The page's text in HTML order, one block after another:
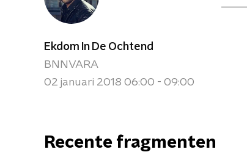
Ekdom In De Ochtend
BNNVARA
02 januari 2018 06:00 - 09:00
Recente fragmenten